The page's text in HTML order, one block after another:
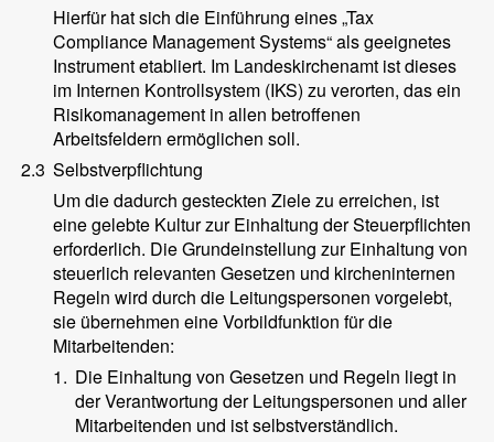
Hierfür hat sich die Einführung eines „Tax
Compliance Management Systems“ als geeignetes
Instrument etabliert. Im Landeskirchenamt ist dieses
im Internen Kontrollsystem (IKS) zu verorten, das ein
Risikomanagement in allen betroffenen
Arbeitsfeldern ermöglichen soll.
2.3 Selbstverpflichtung
Um die dadurch gesteckten Ziele zu erreichen, ist
eine gelebte Kultur zur Einhaltung der Steuerpflichten
erforderlich. Die Grundeinstellung zur Einhaltung von
steuerlich relevanten Gesetzen und kircheninternen
Regeln wird durch die Leitungspersonen vorgelebt,
sie übernehmen eine Vorbildfunktion für die
Mitarbeitenden:
1. Die Einhaltung von Gesetzen und Regeln liegt in
der Verantwortung der Leitungspersonen und aller
Mitarbeitenden und ist selbstverständlich.